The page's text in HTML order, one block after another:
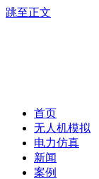
跳至正文
首页
无人机模拟
电力仿真
新闻
案例